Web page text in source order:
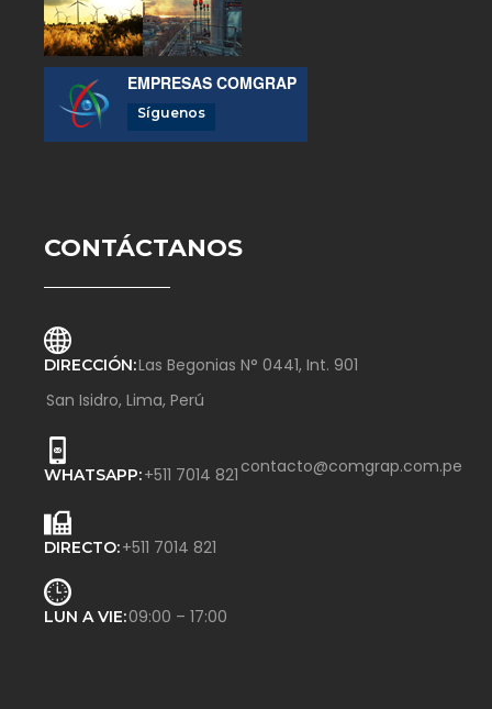
EMPRESAS COMGRAP
Síguenos
CONTÁCTANOS
DIRECCIÓN:Las Begonias N° 0441, Int. 901
San Isidro, Lima, Perú
WHATSAPP:+511 7014 821 contacto@comgrap.com.pe
DIRECTO:+511 7014 821
LUN A VIE:09:00 – 17:00